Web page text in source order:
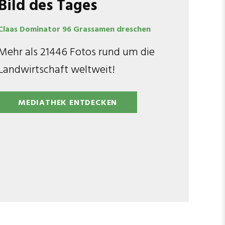
des Tages
Dominator 96 Grassamen dreschen
als 21446 Fotos rund um die
weltweit!
MEDIATHEK ENTDECKEN